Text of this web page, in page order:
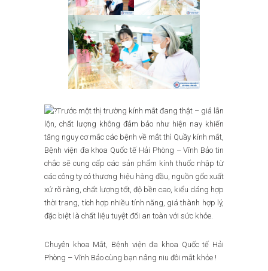
Trước một thị trường kính mắt đang thật – giả lẫn
lộn, chất lượng không đảm bảo như hiện nay khiến
tăng nguy cơ mắc các bệnh về mắt thì Quầy kính mắt,
Bệnh viện đa khoa Quốc tế Hải Phòng – Vĩnh Bảo tin
chắc sẽ cung cấp các sản phẩm kính thuốc nhập từ
các công ty có thương hiệu hàng đầu, nguồn gốc xuất
xứ rõ ràng, chất lượng tốt, độ bền cao, kiểu dáng hợp
thời trang, tích hợp nhiều tính năng, giá thành hợp lý,
đặc biệt là chất liệu tuyệt đối an toàn với sức khỏe.
Chuyên khoa Mắt, Bệnh viện đa khoa Quốc tế Hải
Phòng – Vĩnh Bảo cùng bạn nâng niu đôi mắt khỏe !